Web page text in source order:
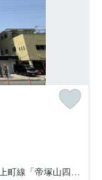
帝塚山四丁目」駅 徒歩6分